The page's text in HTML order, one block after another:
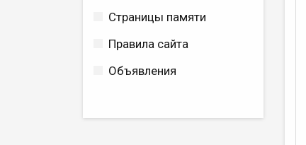
Страницы памяти
Правила сайта
Объявления